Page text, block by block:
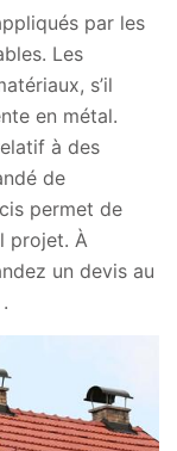
par les
Les
s’il
en métal.
à des
de
permet de
projet. À
un devis au